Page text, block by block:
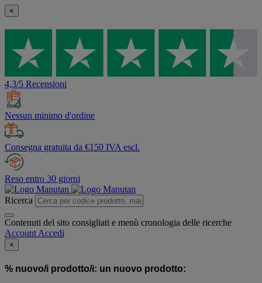
×
4,3/5 Recensioni
Nessun minimo d'ordine
Consegna gratuita da €150 IVA escl.
Reso entro 30 giorni
Ricerca
Contenuti del sito consigliati e menù cronologia delle ricerche
Account Accedi
×
% nuovo/i prodotto/i: un nuovo prodotto: